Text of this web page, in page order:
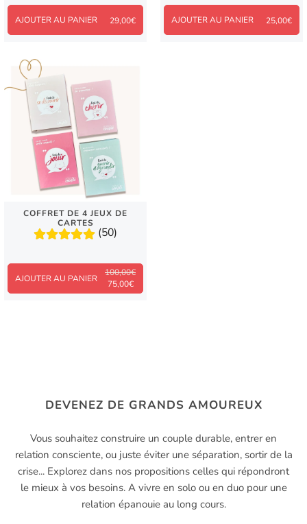
AJOUTER AU PANIER 29,00€ AJOUTER AU PANIER 25,00€
COFFRET DE 4 JEUX DE
CARTES
(50)
AJOUTER AU PANIER
100,00€
75,00€
DEVENEZ DE GRANDS AMOUREUX
Vous souhaitez construire un couple durable, entrer en
relation consciente, ou juste éviter une séparation, sortir de la
crise... Explorez dans nos propositions celles qui répondront
le mieux à vos besoins. A vivre en solo ou en duo pour une
relation épanouie au long cours.